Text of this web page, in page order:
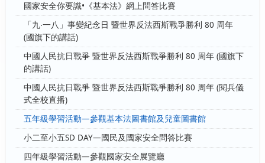
國家安全你要識•《基本法》網上問答比賽
「九‧一八」事變紀念日 暨世界反法西斯戰爭勝利 80 周年
(國旗下的講話)
中國人民抗日戰爭 暨世界反法西斯戰爭勝利 80 周年 (國旗下
的講話)
中國人民抗日戰爭 暨世界反法西斯戰爭勝利 80 周年 (閱兵儀
式全校直播)
五年級學習活動—參觀基本法圖書館及兒童圖書館
小二至小五SD DAY—國民及國家安全問答比賽
四年級學習活動—參觀國家安全展覽廳